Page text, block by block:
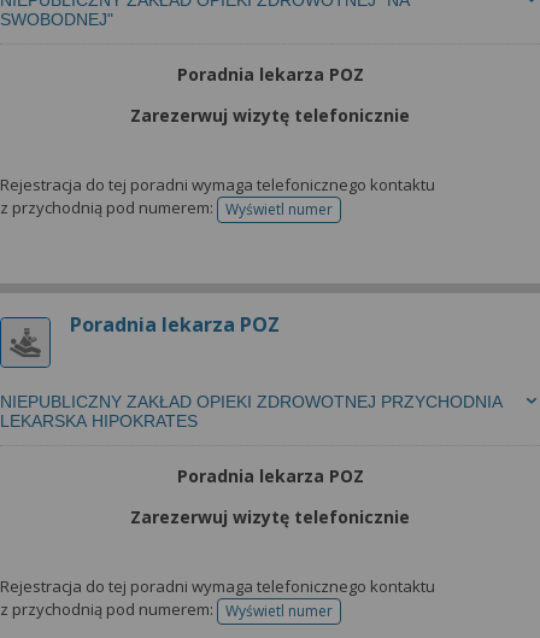
SWOBODNEJ"
Poradnia lekarza POZ
Zarezerwuj wizytę telefonicznie
Rejestracja do tej poradni wymaga telefonicznego kontaktu
z przychodnią pod numerem:
Wyświetl numertelefonu do rejestracji
Poradnia lekarza POZ
NIEPUBLICZNY ZAKŁAD OPIEKI ZDROWOTNEJ PRZYCHODNIA
LEKARSKA HIPOKRATES
Poradnia lekarza POZ
Zarezerwuj wizytę telefonicznie
Rejestracja do tej poradni wymaga telefonicznego kontaktu
z przychodnią pod numerem:
Wyświetl numertelefonu do rejestracji